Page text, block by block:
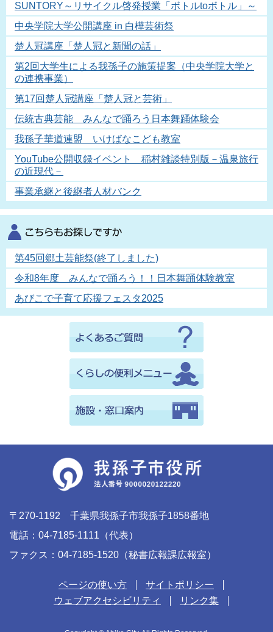
SUNTORY～リサイクル啓発授業「ボトルtoボトル」～
中央学院大学公開講座 in 白樺芸術祭
楚人冠講座「楚人冠と新聞の話」
第2回大学生による我孫子の施策提案（中央学院大学と
の連携事業）
第17回楚人冠講座「楚人冠と芸術」
伝統古典芸能 みんなで踊ろう日本舞踊体験会
我孫子華道連盟 いけばなこども教室
YouTube公開収録イベント 稲村雑談特別版－温泉旅行
の近現代－
事業承継と後継者人材バンク
第45回郷土芸能祭(終了しました)
令和8年度 みんなで踊ろう！！日本舞踊体験教室
あびこで子育て応援フェスタ2025
〒270-1192 千葉県我孫子市我孫子1858番地
電話：04-7185-1111（代表）
ファクス：04-7185-1520（秘書広報課広報室）
ページの使い方
サイトポリシー
ウェブアクセシビリティ
リンク集